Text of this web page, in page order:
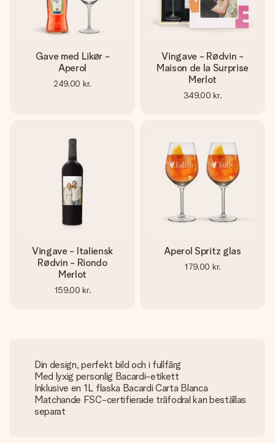
Gave med Likør -
Aperol
249,00 kr.
Vingave - Rødvin -
Maison de la Surprise
Merlot
349,00 kr.
Vingave - Italiensk
Rødvin - Riondo
Merlot
159,00 kr.
Aperol Spritz glas
179,00 kr.
Din design, perfekt bild och i fullfärg
Med lyxig personlig Bacardi-etikett
Inklusive en 1L flaska Bacardi Carta Blanca
Matchande FSC-certifierade träfodral kan beställas
separat